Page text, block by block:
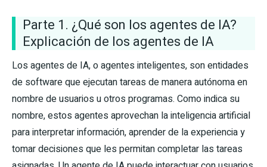
Parte 1. ¿Qué son los agentes de IA?
Explicación de los agentes de IA
Los agentes de IA, o agentes inteligentes, son entidades
de software que ejecutan tareas de manera autónoma en
nombre de usuarios u otros programas. Como indica su
nombre, estos agentes aprovechan la inteligencia artificial
para interpretar información, aprender de la experiencia y
tomar decisiones que les permitan completar las tareas